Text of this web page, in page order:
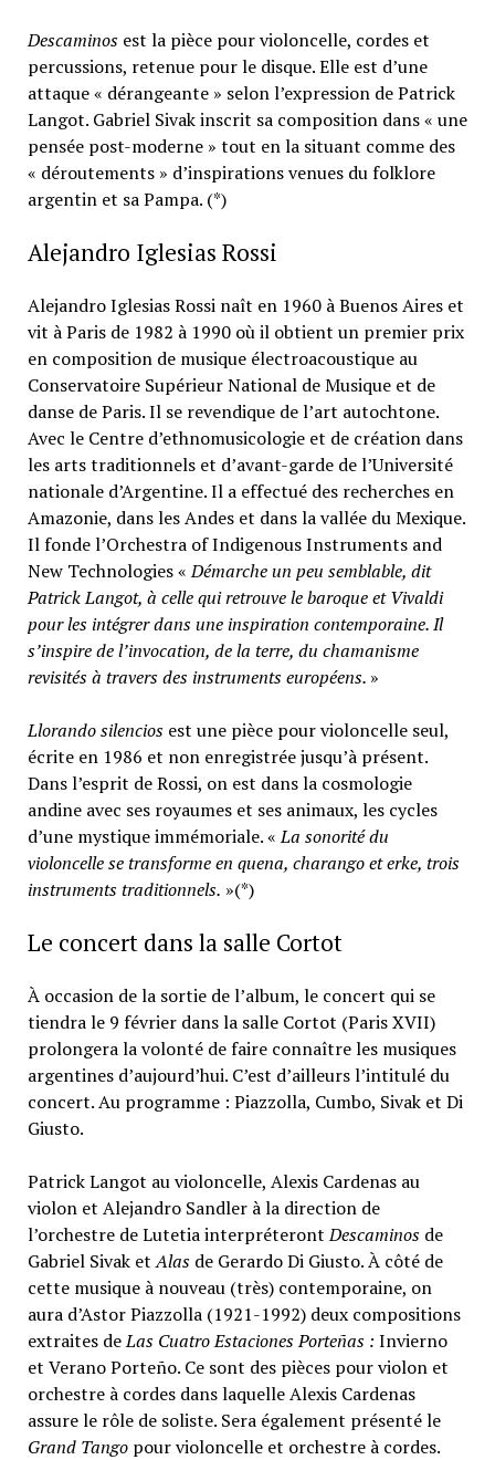
Descaminosest la pièce pour violoncelle, cordes et
percussions, retenue pour le disque. Elle est d’une
attaque « dérangeante » selon l’expression de Patrick
Langot. Gabriel Sivak inscrit sa composition dans « une
pensée post-moderne » tout en la situant comme des
« déroutements » d’inspirations venues du folklore
argentin et sa Pampa. (*)
Alejandro Iglesias Rossi
Alejandro Iglesias Rossi naît en 1960 à Buenos Aires et
vit à Paris de 1982 à 1990 où il obtient un premier prix
en composition de musique électroacoustique au
Conservatoire Supérieur National de Musique et de
danse de Paris. Il se revendique de l’art autochtone.
Avec le Centre d’ethnomusicologie et de création dans
les arts traditionnels et d’avant-garde de l’Université
nationale d’Argentine. Il a effectué des recherches en
Amazonie, dans les Andes et dans la vallée du Mexique.
Il fonde l’Orchestra of Indigenous Instruments and
New Technologies «Démarche un peu semblable, dit
Patrick Langot, à celle qui retrouve le baroque et Vivaldi
pour les intégrer dans une inspiration contemporaine. Il
s’inspire de l’invocation, de la terre, du chamanisme
revisités à travers des instruments européens. »
Llorando silenciosest une pièce pour violoncelle seul,
écrite en 1986 et non enregistrée jusqu’à présent.
Dans l’esprit de Rossi, on est dans la cosmologie
andine avec ses royaumes et ses animaux, les cycles
d’une mystique immémoriale. «La sonorité du
violoncelle se transforme en quena, charango et erke, trois
instruments traditionnels. »(*)
Le concert dans la salle Cortot
À occasion de la sortie de l’album, le concert qui se
tiendra le 9 février dans la salle Cortot (Paris XVII)
prolongera la volonté de faire connaître les musiques
argentines d’aujourd’hui. C’est d’ailleurs l’intitulé du
concert. Au programme : Piazzolla, Cumbo, Sivak et Di
Giusto.
Patrick Langot au violoncelle, Alexis Cardenas au
violon et Alejandro Sandler à la direction de
l’orchestre de Lutetia interpréterontDescaminosde
Gabriel Sivak etAlasde Gerardo Di Giusto. À côté de
cette musique à nouveau (très) contemporaine, on
aura d’Astor Piazzolla (1921-1992) deux compositions
extraites deLas Cuatro Estaciones Porteñas : Invierno
et Verano Porteño. Ce sont des pièces pour violon et
orchestre à cordes dans laquelle Alexis Cardenas
assure le rôle de soliste. Sera également présenté le
Grand Tangopour violoncelle et orchestre à cordes.